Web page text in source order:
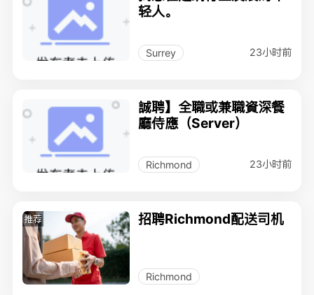
轻人。
Surrey 23小时前
誠聘】全職或兼職資深餐
廳侍應（Server）
Richmond 23小时前
推荐 招聘Richmond配送司机
Richmond